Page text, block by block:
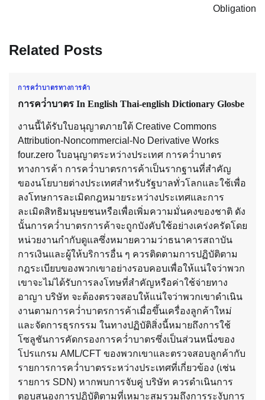
Obligation
Related Posts
การคว่ำบาตรทางการค้า
การคว่ําบาตร In English Thai-english Dictionary Glosbe
งานนี้ได้รับใบอนุญาตภายใต้ Creative Commons
Attribution-Noncommercial-No Derivative Works
four.zero ใบอนุญาตระหว่างประเทศ การคว่ำบาตร
ทางการค้า การคว่ำบาตรการค้าเป็นรากฐานที่สำคัญ
ของนโยบายต่างประเทศสำหรับรัฐบาลทั่วโลกและใช้เพื่อ
ลงโทษการละเมิดกฎหมายระหว่างประเทศและการ
ละเมิดสิทธิมนุษยชนหรือเพื่อเพิ่มความมั่นคงของชาติ ดัง
นั้นการคว่ำบาตรการค้าจะถูกบังคับใช้อย่างเคร่งครัดโดย
หน่วยงานกำกับดูแลซึ่งหมายความว่าธนาคารสถาบัน
การเงินและผู้ให้บริการอื่น ๆ ควรติดตามการปฏิบัติตาม
กฎระเบียบของพวกเขาอย่างรอบคอบเพื่อให้แน่ใจว่าพวก
เขาจะไม่ได้รับการลงโทษที่สำคัญหรือค่าใช้จ่ายทาง
อาญา บริษัท จะต้องตรวจสอบให้แน่ใจว่าพวกเขาดำเนิน
งานตามการคว่ำบาตรการค้าเมื่อขึ้นเครื่องลูกค้าใหม่
และจัดการธุรกรรม ในทางปฏิบัติสิ่งนี้หมายถึงการใช้
โซลูชันการคัดกรองการคว่ำบาตรซึ่งเป็นส่วนหนึ่งของ
โปรแกรม AML/CFT ของพวกเขาและตรวจสอบลูกค้ากับ
รายการการคว่ำบาตรระหว่างประเทศที่เกี่ยวข้อง (เช่น
รายการ SDN) หากพบการจับคู่ บริษัท ควรดำเนินการ
ตอบสนองการปฏิบัติตามที่เหมาะสมรวมถึงการระงับการ